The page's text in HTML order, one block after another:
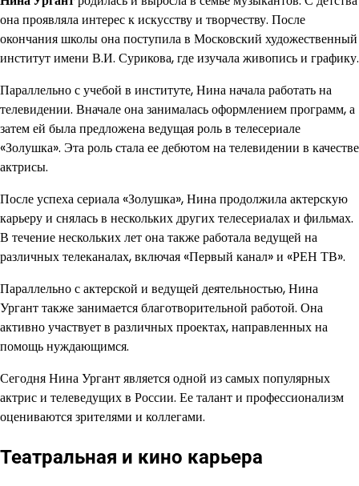
она проявляла интерес к искусству и творчеству. После
окончания школы она поступила в Московский художественный
институт имени В.И. Сурикова, где изучала живопись и графику.
Параллельно с учебой в институте, Нина начала работать на
телевидении. Вначале она занималась оформлением программ, а
затем ей была предложена ведущая роль в телесериале
«Золушка». Эта роль стала ее дебютом на телевидении в качестве
актрисы.
После успеха сериала «Золушка», Нина продолжила актерскую
карьеру и снялась в нескольких других телесериалах и фильмах.
В течение нескольких лет она также работала ведущей на
различных телеканалах, включая «Первый канал» и «РЕН ТВ».
Параллельно с актерской и ведущей деятельностью, Нина
Ургант также занимается благотворительной работой. Она
активно участвует в различных проектах, направленных на
помощь нуждающимся.
Сегодня Нина Ургант является одной из самых популярных
актрис и телеведущих в России. Ее талант и профессионализм
оцениваются зрителями и коллегами.
Театральная и кино карьера